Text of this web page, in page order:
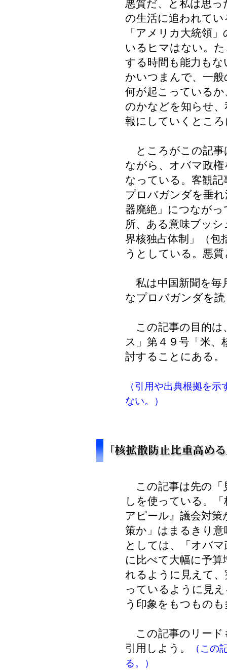
悪質だ、と私は思
の生活に追われて
「アメリカ大統領
いるヒマはない。
する時間も能力も
かいつまんで、一
何が起こっている
のかなどを知らせ
報にしていくとこ
ところがこの記事
ながら、オバマ政
なっている。客観
プロバガンダを垂
器廃絶」につなが
所、ある意味ブッ
界核独占体制」（包
うとしている。悪
私は中国新聞を毎
なプロバガンダを
この記事の目的は
ス」第４９号「米、
討することにある。
（引用や出典根拠を
ない。）
この記事は先の「
しを使っている。
アピール』議会対
策か」はまるきり
としては、「オバ
に比べて大幅に予
れるように見えて
っているように見
う印象をもつもの
この記事のリード
引用しよう。
（この
る。）